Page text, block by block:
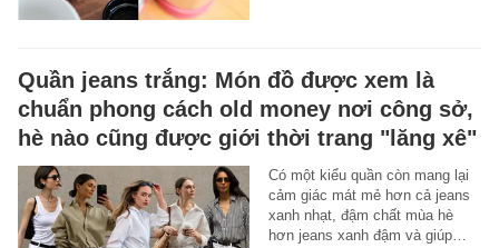
Quần jeans trắng: Món đồ được xem là
chuẩn phong cách old money nơi công sở,
hè nào cũng được giới thời trang "lăng xê"
Có một kiểu quần còn mang lại
cảm giác mát mẻ hơn cả jeans
xanh nhạt, đậm chất mùa hè
hơn jeans xanh đậm và giúp…